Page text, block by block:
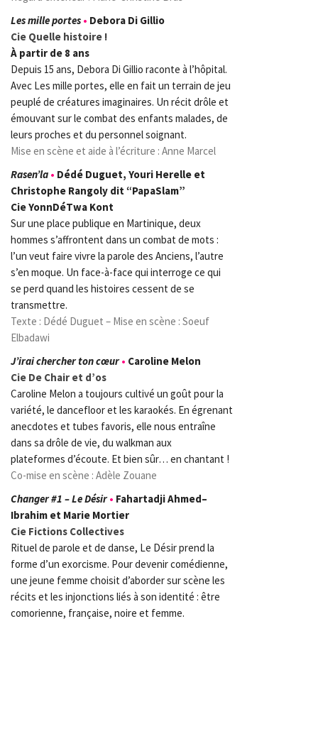
Les mille portes • Debora Di Gillio
Cie Quelle histoire !
À partir de 8 ans
Depuis 15 ans, Debora Di Gillio raconte à l’hôpital.
Avec Les mille portes, elle en fait un terrain de jeu
peuplé de créatures imaginaires. Un récit drôle et
émouvant sur le combat des enfants malades, de
leurs proches et du personnel soignant.
Mise en scène et aide à l’écriture : Anne Marcel
Rasen’la • Dédé Duguet, Youri Herelle et
Christophe Rangoly dit “PapaSlam”
Cie YonnDéTwa Kont
Sur une place publique en Martinique, deux
hommes s’affrontent dans un combat de mots :
l’un veut faire vivre la parole des Anciens, l’autre
s’en moque. Un face-à-face qui interroge ce qui
se perd quand les histoires cessent de se
transmettre.
Texte : Dédé Duguet – Mise en scène : Soeuf
Elbadawi
J’irai chercher ton cœur • Caroline Melon
Cie De Chair et d’os
Caroline Melon a toujours cultivé un goût pour la
variété, le dancefloor et les karaokés. En égrenant
anecdotes et tubes favoris, elle nous entraîne
dans sa drôle de vie, du walkman aux
plateformes d’écoute. Et bien sûr… en chantant !
Co-mise en scène : Adèle Zouane
Changer #1 – Le Désir• Fahartadji Ahmed–
Ibrahim et Marie Mortier
Cie Fictions Collectives
Rituel de parole et de danse, Le Désir prend la
forme d’un exorcisme. Pour devenir comédienne,
une jeune femme choisit d’aborder sur scène les
récits et les injonctions liés à son identité : être
comorienne, française, noire et femme.